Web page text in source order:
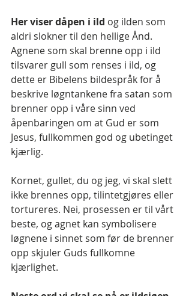
Her viser dåpen i ild og ilden som
aldri slokner til den hellige Ånd.
Agnene som skal brenne opp i ild
tilsvarer gull som renses i ild, og
dette er Bibelens bildespråk for å
beskrive løgntankene fra satan som
brenner opp i våre sinn ved
åpenbaringen om at Gud er som
Jesus, fullkommen god og ubetinget
kjærlig.
Kornet, gullet, du og jeg, vi skal slett
ikke brennes opp, tilintetgjøres eller
tortureres. Nei, prosessen er til vårt
beste, og agnet kan symbolisere
løgnene i sinnet som før de brenner
opp skjuler Guds fullkomne
kjærlighet.